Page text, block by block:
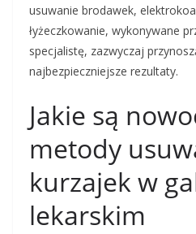
usuwanie brodawek,
łyżeczkowanie, wykonywane
specjalistę, zazwyczaj
najbezpieczniejsze rezultaty.
Jakie są
metody
kurzajek w
lekarskim